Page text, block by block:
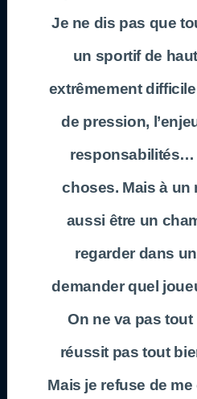
Je ne dis pas que
un sportif de
extrêmement
de pression,
responsabilités…
choses. Mais à un
aussi être un
regarder dans
demander quel
On ne va pas
réussit pas tout
Mais je refuse de